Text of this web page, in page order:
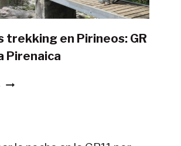
trekking en Pirineos: GR
Pirenaica
CONSEJOS